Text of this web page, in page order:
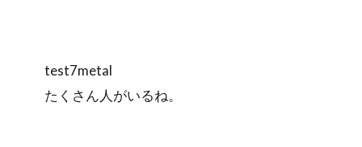
test7metal
たくさん人がいるね。